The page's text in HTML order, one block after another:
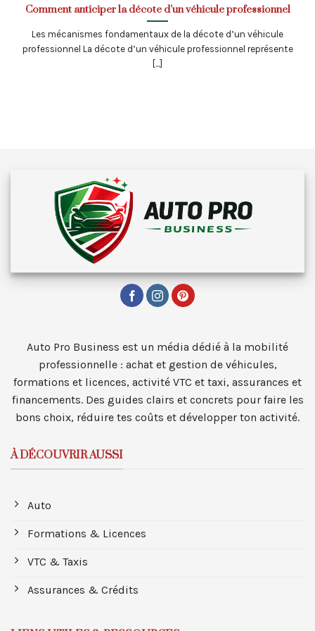
Comment anticiper la décote d’un véhicule professionnel
Les mécanismes fondamentaux de la décote d’un véhicule
professionnel La décote d’un véhicule professionnel représente
[...]
Auto Pro Business est un média dédié à la mobilité
professionnelle : achat et gestion de véhicules,
formations et licences, activité VTC et taxi, assurances et
financements. Des guides clairs et concrets pour faire les
bons choix, réduire tes coûts et développer ton activité.
À DÉCOUVRIR AUSSI
Auto
Formations & Licences
VTC & Taxis
Assurances & Crédits